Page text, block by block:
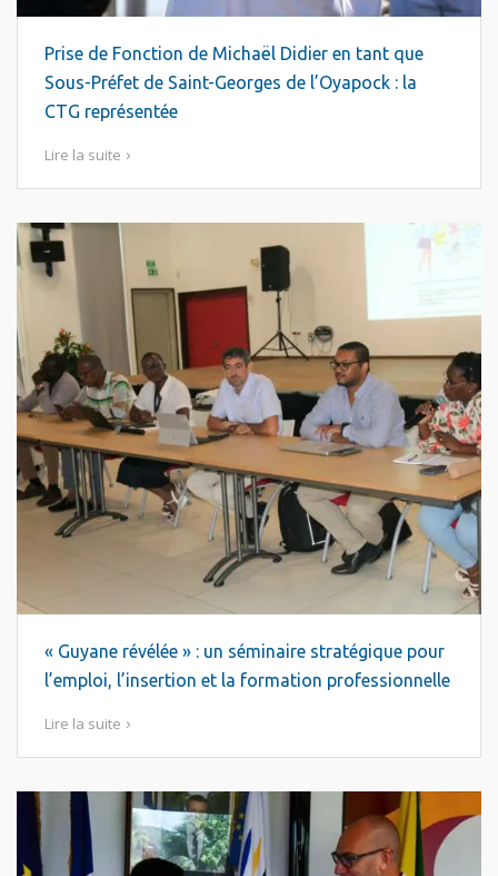
Prise de Fonction de Michaël Didier en tant que
Sous-Préfet de Saint-Georges de l’Oyapock : la
CTG représentée
Lire la suite
« Guyane révélée » : un séminaire stratégique pour
l’emploi, l’insertion et la formation professionnelle
Lire la suite